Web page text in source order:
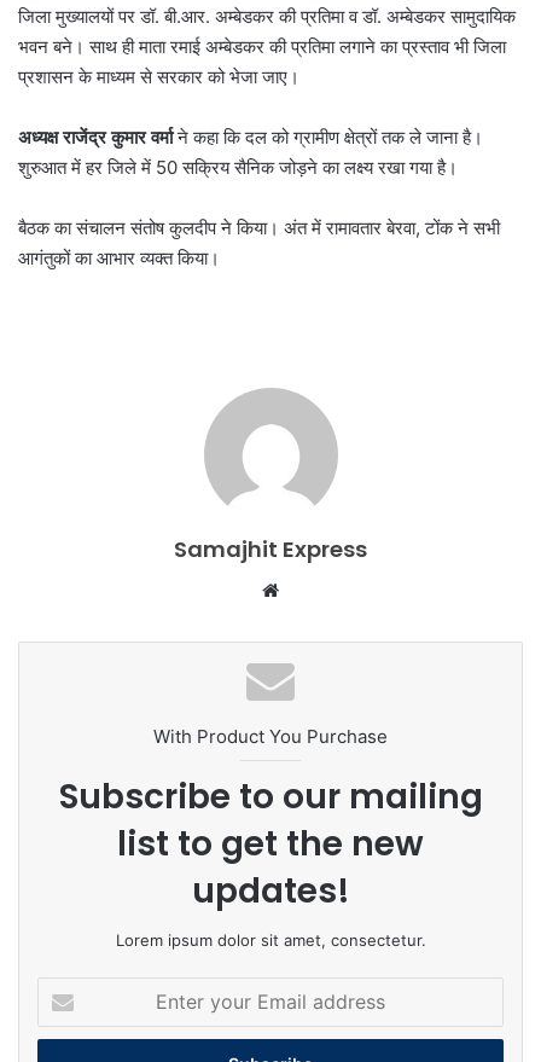
जिला मुख्यालयों पर डॉ. बी.आर. अम्बेडकर की प्रतिमा व डॉ. अम्बेडकर सामुदायिक
भवन बने। साथ ही माता रमाई अम्बेडकर की प्रतिमा लगाने का प्रस्ताव भी जिला
प्रशासन के माध्यम से सरकार को भेजा जाए।
अध्यक्षराजेंद्रकुमारवर्माने कहा कि दल को ग्रामीण क्षेत्रों तक ले जाना है।
शुरुआत में हर जिले में 50 सक्रिय सैनिक जोड़ने का लक्ष्य रखा गया है।
बैठक का संचालन संतोष कुलदीप ने किया। अंत में रामावतार बेरवा, टोंक ने सभी
आगंतुकों का आभार व्यक्त किया।
Samajhit Express
With Product You Purchase
Subscribe to our mailing
list to get the new
updates!
Lorem ipsum dolor sit amet, consectetur.
your
Email